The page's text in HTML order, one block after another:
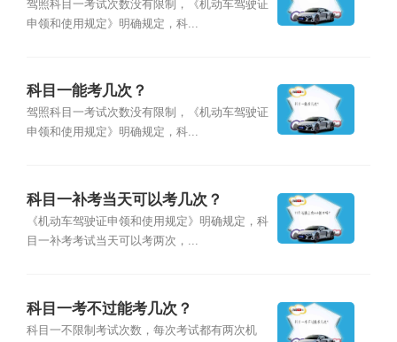
驾照科目一考试次数没有限制，《机动车驾驶证
申领和使用规定》明确规定，科...
科目一能考几次？
驾照科目一考试次数没有限制，《机动车驾驶证
申领和使用规定》明确规定，科...
科目一补考当天可以考几次？
《机动车驾驶证申领和使用规定》明确规定，科
目一补考考试当天可以考两次，...
科目一考不过能考几次？
科目一不限制考试次数，每次考试都有两次机